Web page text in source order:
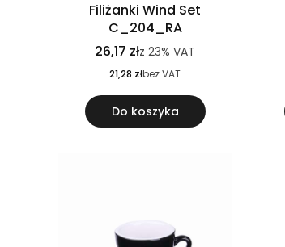
Filiżanki Wind Set
C_204_RA
26,17 złz23% VAT
21,28 złbez VAT
Do koszyka